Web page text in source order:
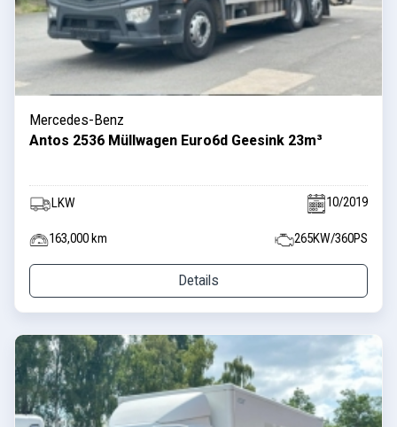
Mercedes-Benz
Antos 2536 Müllwagen Euro6d Geesink 23m³
LKW 10/2019
163,000 km 265KW/360PS
Details